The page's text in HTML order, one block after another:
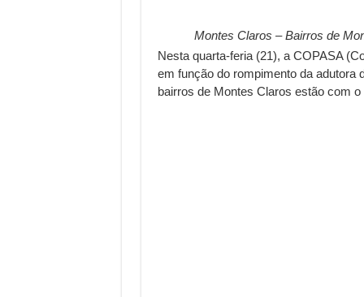
Montes Claros – Bairros de
Nesta quarta-feria (21), a COPASA
em função do rompimento da adutora
bairros de Montes Claros estão com